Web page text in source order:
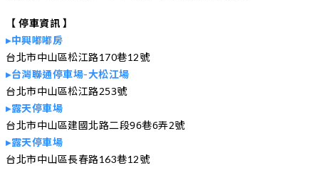
【 停車資訊 】
▸中興嘟嘟房
台北市中山區松江路170巷12號
▸台灣聯通停車場-大松江場
台北市中山區松江路253號
▸露天停車場
台北市中山區建國北路二段96巷6弄2號
▸露天停車場
台北市中山區長春路163巷12號